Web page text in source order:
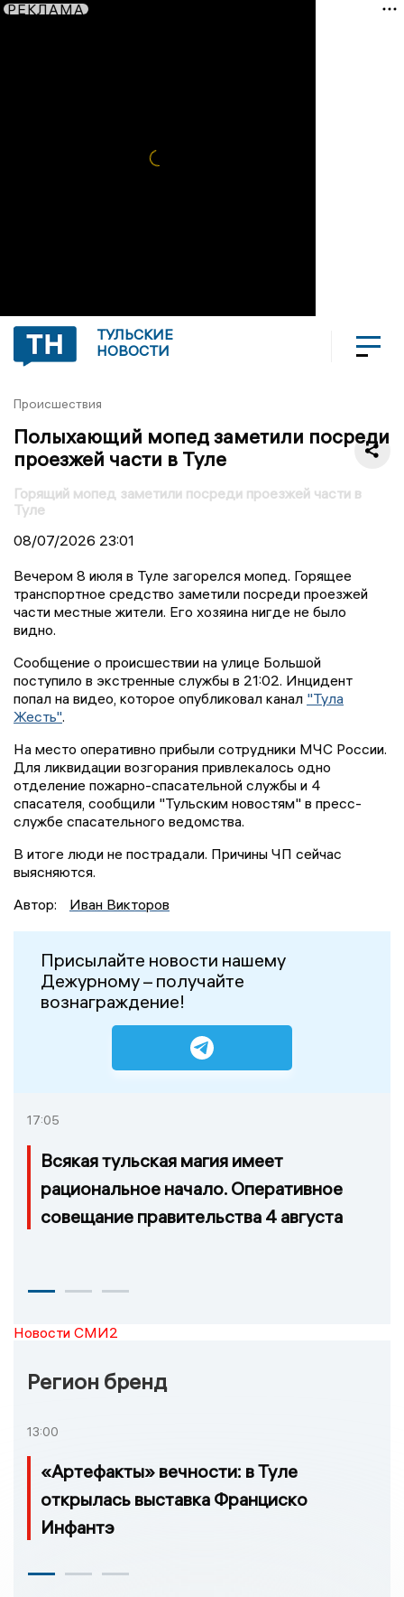
РЕКЛАМА
ТУЛЬСКИЕ
НОВОСТИ
Происшествия
Полыхающий мопед заметили посреди
проезжей части в Туле
Горящий мопед заметили посреди проезжей части в
Туле
08/07/2026 23:01
Вечером 8 июля в Туле загорелся мопед. Горящее
транспортное средство заметили посреди проезжей
части местные жители. Его хозяина нигде не было
видно.
Сообщение о происшествии на улице Большой
поступило в экстренные службы в 21:02. Инцидент
попал на видео, которое опубликовал канал "Тула
Жесть".
На место оперативно прибыли сотрудники МЧС России.
Для ликвидации возгорания привлекалось одно
отделение пожарно-спасательной службы и 4
спасателя, сообщили "Тульским новостям" в пресс-
службе спасательного ведомства.
В итоге люди не пострадали. Причины ЧП сейчас
выясняются.
Автор:
Иван Викторов
Присылайте новости нашему
Дежурному – получайте
вознаграждение!
17:05
Всякая тульская магия имеет
рациональное начало. Оперативное
совещание правительства 4 августа
Новости СМИ2
Регион бренд
13:00
«Артефакты» вечности: в Туле
открылась выставка Франциско
Инфантэ